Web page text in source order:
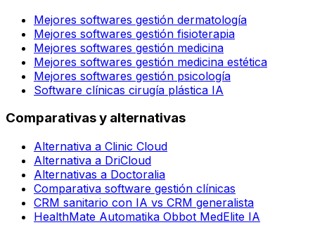
Mejores softwares gestión dermatología
Mejores softwares gestión fisioterapia
Mejores softwares gestión medicina
Mejores softwares gestión medicina estética
Mejores softwares gestión psicología
Software clínicas cirugía plástica IA
Comparativas y alternativas
Alternativa a Clinic Cloud
Alternativa a DriCloud
Alternativas a Doctoralia
Comparativa software gestión clínicas
CRM sanitario con IA vs CRM generalista
HealthMate Automatika Obbot MedElite IA